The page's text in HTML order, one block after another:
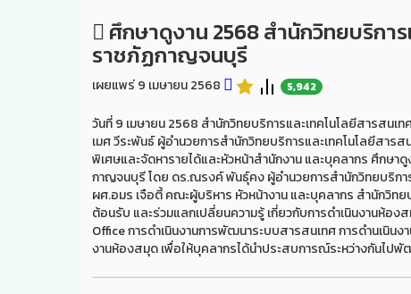
ศึกษาดูงาน 2568 สำนักวิทยบริกา
ราชภัฏกาญจนบุรี
เผยแพร่ 9 เมษายน 2568 5,942
วันที่ 9 เมษายน 2568 สำนักวิทยบริการและเทคโนโลยีสารสน
เมศ วีระพันธ์ ผู้อำนวยการสำนักวิทยบริการและเทคโนโลยีสา
พิเศษและจัดหารายได้และหัวหน้าสำนักงาน และบุคลากร ศึกษา
กาญจนบุรี โดย ดร.ณรงค์ พันธุ์คง ผู้อำนวยการสำนักวิทยบริกา
ผศ.อมร เจือตี้ คณะผู้บริหาร หัวหน้างาน และบุคลากร สำนักวิท
ต้อนรับ และร่วมแลกเปลี่ยนความรู้ เกี่ยวกับการดำเนินงานห้อ
Office การดำเนินงานการพัฒนาระบบสารสนเทศ การดำนเนิน
งานห้องสมุด เพื่อให้บุคลากรได้นำประสบการณ์ระหว่างกันไป